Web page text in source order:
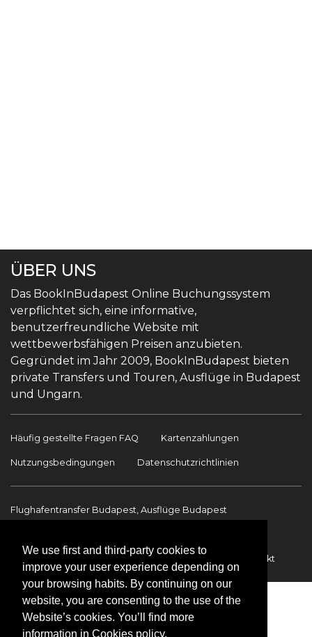
We use first and third-party cookies to
improve your user experience depending on
your browsing habits. By continuing on our
website, you are consenting to the use of the
Website’s cookies. You’ll find more
information in Cookies policy.
ÜBER UNS
Das BookInBudapest Online Buchungssystem
verpflichtet sich, eine informative,
benutzerfreundliche Website mit
wettbewerbsfähigen Preisen anzubieten.
Gegründet im Jahr 2009, BookInBudapest bieten
private Transfers und Touren, Ausflüge in Budapest
und Ungarn.
Häufig gestellte Fragen FAQ Kartenzahlungen
Nutzungsbedingungen Datenschutzrichtlinien
Flughafentransfer Budapest, Ausflüge Budapest
Internationale Transfers Kontakt